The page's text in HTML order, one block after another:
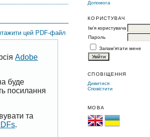
Допомога
КОРИСТУВАЧ
Ім'я користувача
Пароль
Запам'ятати мене
СПОВІЩЕННЯ
Дивитися
Сповістити
МОВА
цей PDF-файл
Adobe
буде
посилання
та
.